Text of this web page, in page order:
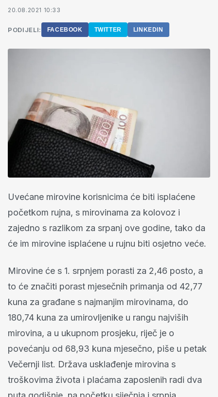
20.08.2021 10:33
PODIJELI: FACEBOOK TWITTER LINKEDIN
Uvećane mirovine korisnicima će biti isplaćene
početkom rujna, s mirovinama za kolovoz i
zajedno s razlikom za srpanj ove godine, tako da
će im mirovine isplaćene u rujnu biti osjetno veće.
Mirovine će s 1. srpnjem porasti za 2,46 posto, a
to će značiti porast mjesečnih primanja od 42,77
kuna za građane s najmanjim mirovinama, do
180,74 kuna za umirovljenike u rangu najviših
mirovina, a u ukupnom prosjeku, riječ je o
povećanju od 68,93 kuna mjesečno, piše u petak
Večernji list. Država usklađenje mirovina s
troškovima života i plaćama zaposlenih radi dva